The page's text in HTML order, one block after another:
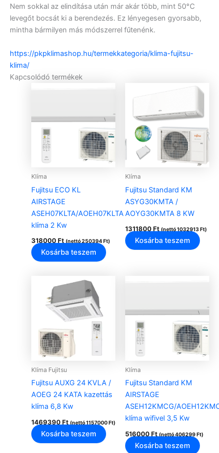
Nem sokkal az elindítása után már akár több, mint 50°C
levegőt bocsát ki a berendezés. Ez lényegesen gyorsabb,
mintha bármilyen más módszerrel fűtenénk.
https://pkpklimashop.hu/termekkategoria/klima-fujitsu-
klima/
Kapcsolódó termékek
Klíma
Fujitsu ECO KL
AIRSTAGE
ASEH07KLTA/AOEH07KLTA
klíma 2 Kw
318000Ft (nettó250394Ft)
Kosárba teszem
Klíma
Fujitsu Standard KM
ASYG30KMTA /
AOYG30KMTA 8 KW
1311800Ft (nettó1032913Ft)
Kosárba teszem
Klíma Fujitsu
Fujitsu AUXG 24 KVLA /
AOEG 24 KATA kazettás
klíma 6,8 Kw
1469390Ft (nettó1157000Ft)
Kosárba teszem
Klíma
Fujitsu Standard KM
AIRSTAGE
ASEH12KMCG/
klíma wifivel 3,5 Kw
516000Ft (nettó406299Ft)
Kosárba teszem